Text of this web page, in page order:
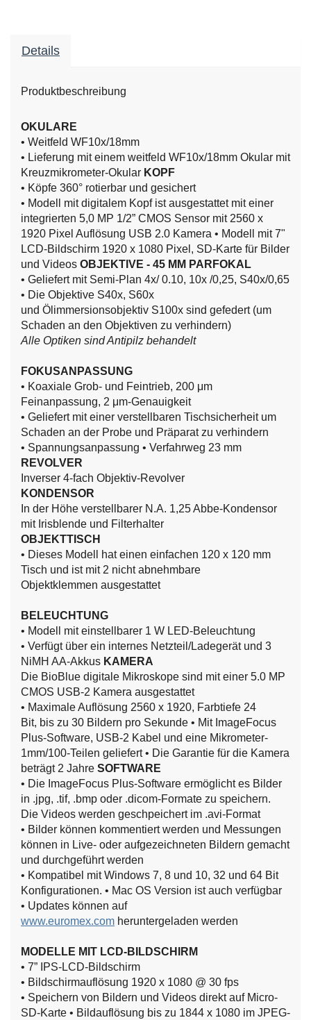
Details
Produktbeschreibung
OKULARE
• Weitfeld WF10x/18mm
• Lieferung mit einem weitfeld WF10x/18mm Okular mit
Kreuzmikrometer-Okular KOPF
• Köpfe 360° rotierbar und gesichert
• Modell mit digitalem Kopf ist ausgestattet mit einer
integrierten 5,0 MP 1/2” CMOS Sensor mit 2560 x
1920 Pixel Auflösung USB 2.0 Kamera • Modell mit 7"
LCD-Bildschirm 1920 x 1080 Pixel, SD-Karte für Bilder
und Videos OBJEKTIVE - 45 MM PARFOKAL
• Geliefert mit Semi-Plan 4x/ 0.10, 10x /0,25, S40x/0,65
• Die Objektive S40x, S60x
und Ölimmersionsobjektiv S100x sind gefedert (um
Schaden an den Objektiven zu verhindern)
Alle Optiken sind Antipilz behandelt
FOKUSANPASSUNG
• Koaxiale Grob- und Feintrieb, 200 μm
Feinanpassung, 2 μm-Genauigkeit
• Geliefert mit einer verstellbaren Tischsicherheit um
Schaden an der Probe und Präparat zu verhindern
• Spannungsanpassung • Verfahrweg 23 mm
REVOLVER
Inverser 4-fach Objektiv-Revolver
KONDENSOR
In der Höhe verstellbarer N.A. 1,25 Abbe-Kondensor
mit Irisblende und Filterhalter
OBJEKTTISCH
• Dieses Modell hat einen einfachen 120 x 120 mm
Tisch und ist mit 2 nicht abnehmbare
Objektklemmen ausgestattet
BELEUCHTUNG
• Modell mit einstellbarer 1 W LED-Beleuchtung
• Verfügt über ein internes Netzteil/Ladegerät und 3
NiMH AA-Akkus KAMERA
Die BioBlue digitale Mikroskope sind mit einer 5.0 MP
CMOS USB-2 Kamera ausgestattet
• Maximale Auflösung 2560 x 1920, Farbtiefe 24
Bit, bis zu 30 Bildern pro Sekunde • Mit ImageFocus
Plus-Software, USB-2 Kabel und eine Mikrometer-
1mm/100-Teilen geliefert• Die Garantie für die Kamera
beträgt 2 Jahre SOFTWARE
• Die ImageFocus Plus-Software ermöglicht es Bilder
in .jpg, .tif, .bmp oder .dicom-Formate zu speichern.
Die Videos werden geschpeichert im .avi-Format
• Bilder können kommentiert werden und Messungen
können in Live- oder aufgezeichneten Bildern gemacht
und durchgeführt werden
• Kompatibel mit Windows 7, 8 und 10, 32 und 64 Bit
Konfigurationen. • Mac OS Version ist auch verfügbar
• Updates können auf
www.euromex.com heruntergeladen werden
MODELLE MIT LCD-BILDSCHIRM
• 7” IPS-LCD-Bildschirm
• Bildschirmauflösung 1920 x 1080 @ 30 fps
• Speichern von Bildern und Videos direkt auf Micro-
SD-Karte • Bildauflösung bis zu 1844 x 1080 im JPEG-